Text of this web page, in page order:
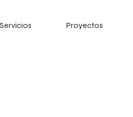
Servicios Proyectos